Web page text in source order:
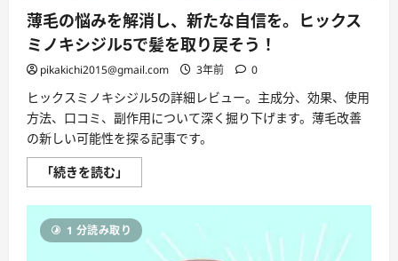
さ
ら
に
読
む
薄毛の悩みを解消し、新たな自信を。ヒックス
ミノキシジル5で髪を取り戻そう！
pikakichi2015@gmail.com 3年前 0
ヒックスミノキシジル5の詳細レビュー。主成分、効果、使用
方法、口コミ、副作用について深く掘り下げます。薄毛改善
の新しい可能性を探る記事です。
「続きを読む」
毛
悩
み
を
解
1 分読み取り